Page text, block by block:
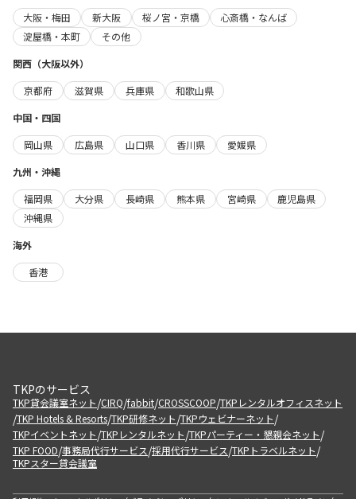
大阪・梅田
新大阪 桜ノ宮・京橋
心斎橋・なんば
淀屋橋・本町
その他
関西（大阪以外）
京都府
滋賀県 兵庫県
和歌山県
中国・四国
岡山県
広島県 山口県 香川県
愛媛県
九州・沖縄
福岡県
大分県 長崎県 熊本県 宮崎県
鹿児島県
沖縄県
海外
香港
TKPのサービス
TKP貸会議室ネット/CIRQ/fabbit/CROSSCOOP/TKPレンタルオフィスネット
/TKP Hotels & Resorts/TKP研修ネット/TKPウェビナーネット/
TKPイベントネット/TKPレンタルネット/TKPパーティー・懇親会ネット/
TKP FOOD/事務局代行サービス/採用代行サービス/TKPトラベルネット/
TKPスター貸会議室